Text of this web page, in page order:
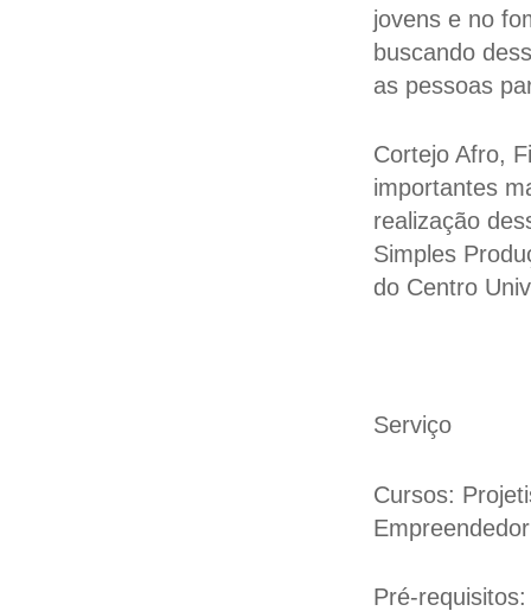
jovens e no
buscando
as pessoas
Cortejo Afro,
importantes
realização
Simples
do Centro
Serviço
Cursos:
Pré-requisitos: